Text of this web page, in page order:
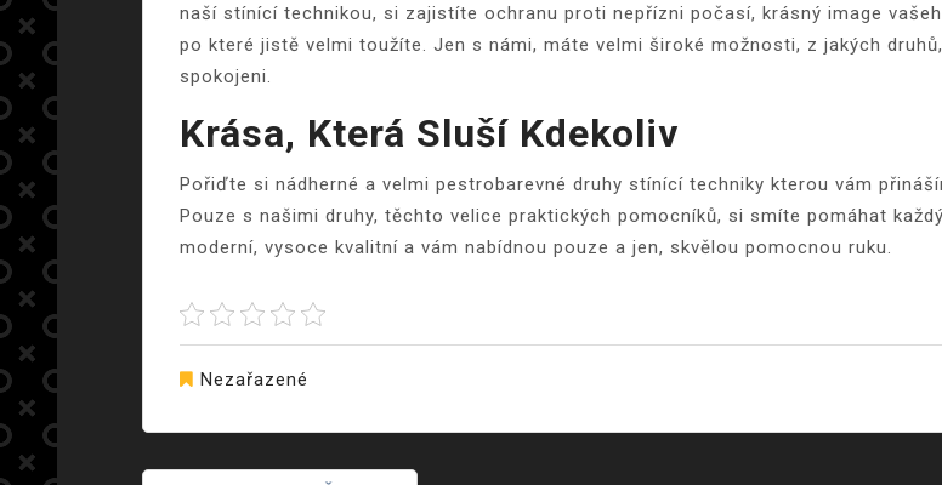
naší stínící technikou, si zajistíte ochranu proti nepřízni počasí, krásný image
po které jistě velmi toužíte. Jen s námi, máte velmi široké možnosti, z jakých
spokojeni.
Krása, Která Sluší Kdekoliv
Pořiďte si nádherné a velmi pestrobarevné druhy stínící techniky kterou vám
Pouze s našimi druhy, těchto velice praktických pomocníků, si smíte pomáhat
moderní, vysoce kvalitní a vám nabídnou pouze a jen, skvělou pomocnou ruku.
Nezařazené